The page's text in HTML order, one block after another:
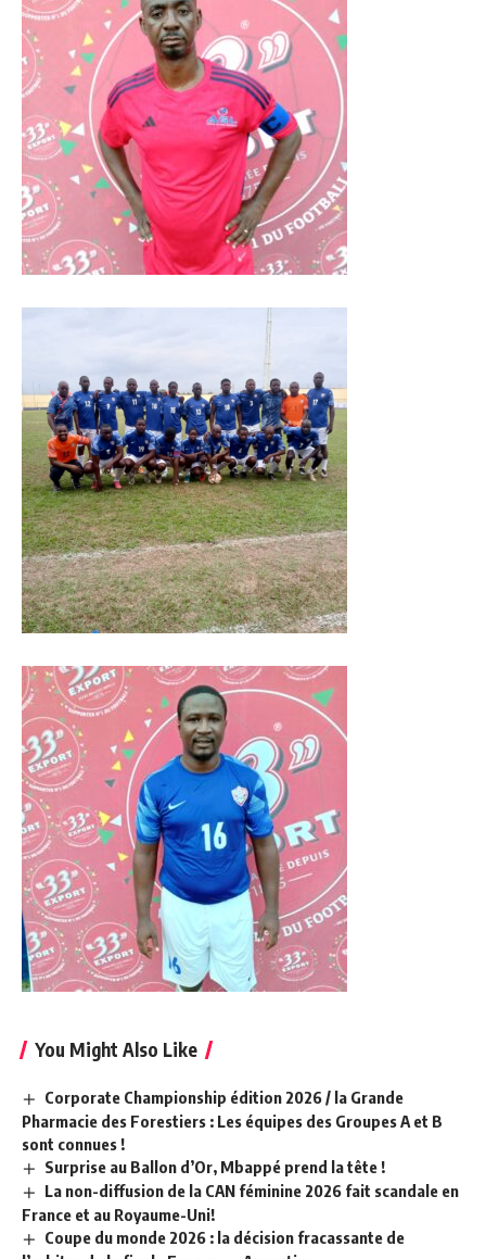
You Might Also Like
Corporate Championship édition 2026 / la Grande
Pharmacie des Forestiers : Les équipes des Groupes A et B
sont connues !
Surprise au Ballon d’Or, Mbappé prend la tête !
La non-diffusion de la CAN féminine 2026 fait scandale en
France et au Royaume-Uni!
Coupe du monde 2026 : la décision fracassante de